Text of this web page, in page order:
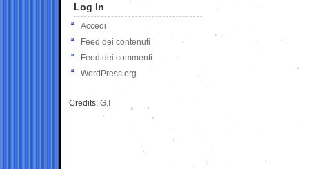
Log In
Accedi
Feed dei contenuti
Feed dei commenti
WordPress.org
Credits: G.I